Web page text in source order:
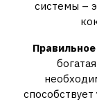
системы –